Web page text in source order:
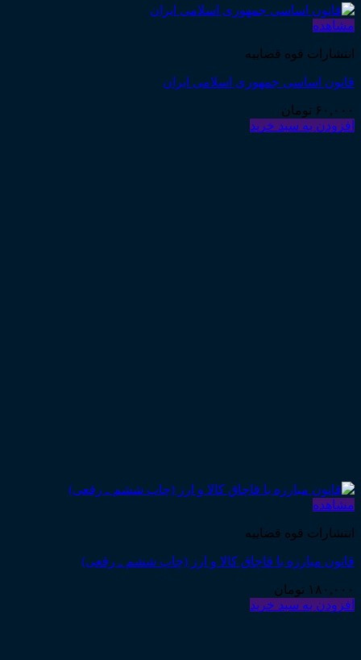
مشاهده
انتشارات قوه قضاییه
قانون اساسی جمهوری اسلامی ایران
۶۰,۰۰۰ تومان
افزودن به سبد خرید
مشاهده
انتشارات قوه قضاییه
قانون مبارزه با قاچاق کالا و ارز (چاپ ششم ـ رقعی)
۱۸۰,۰۰۰ تومان
افزودن به سبد خرید